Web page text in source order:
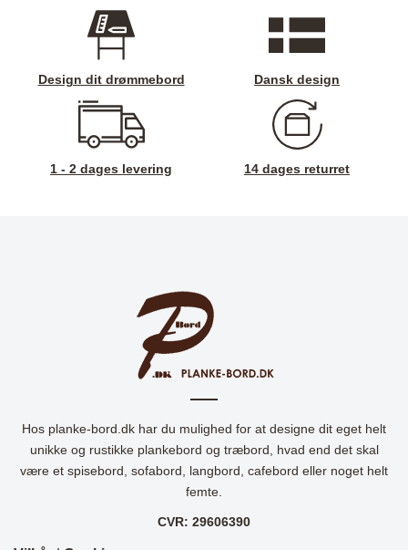
Design dit drømmebord Dansk design
1 - 2 dages levering 14 dages returret
Hos planke-bord.dk har du mulighed for at designe dit eget helt
unikke og rustikke plankebord og træbord, hvad end det skal
være et spisebord, sofabord, langbord, cafebord eller noget helt
femte.
CVR: 29606390